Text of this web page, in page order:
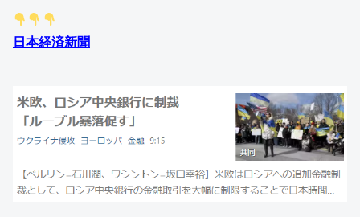
日本経済新聞